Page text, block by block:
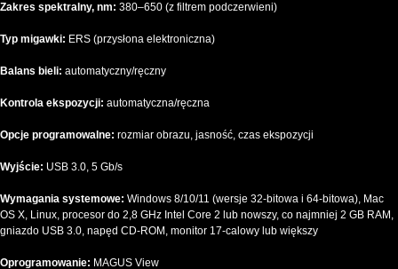
Zakres spektralny, nm: 380–650 (z filtrem podczerwieni)
Typ migawki: ERS (przysłona elektroniczna)
Balans bieli: automatyczny/ręczny
Kontrola ekspozycji: automatyczna/ręczna
Opcje programowalne: rozmiar obrazu, jasność, czas ekspozycji
Wyjście: USB 3.0, 5 Gb/s
Wymagania systemowe: Windows 8/10/11 (wersje 32-bitowa i 64-bitowa), Mac
OS X, Linux, procesor do 2,8 GHz Intel Core 2 lub nowszy, co najmniej 2 GB RAM,
gniazdo USB 3.0, napęd CD-ROM, monitor 17-calowy lub większy
Oprogramowanie: MAGUS View